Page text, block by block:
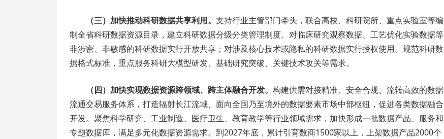
（三）加快推动科研数据共享利用。 支持行业主管部门牵头，联合高校、科研院所、重点实验室等编
制全省科研数据资源目录，建立科研数据分级分类管理制度。对临床研究观察数据、工艺优化实验数据等
非涉密、非敏感的科研数据实行开放共享；对涉及核心技术或隐私的科研数据实行授权使用。规范科研数
据格式标准，重点服务科研大模型研发、基础研究突破、关键技术攻关等需求。
（四）加快实现数据资源跨领域、跨主体融合开发。 构建供需对接精准、安全合规、流转高效的数据
流通交易服务体系，打造辐射长江流域、面向全国乃至境外的数据要素市场中部枢纽，促进各类数据融合
开发。聚焦科学研究、工业制造、医疗卫生、教育教学等行业领域需求，加快形成一批数据产品、服务和
专题数据库，满足多元化数据资源需求。到2027年底，累计引育数商1500家以上，上架数据产品2000个